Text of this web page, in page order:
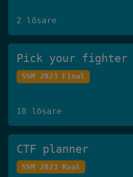
2 lösare
Pick your fighter
SSM 2023 Final
18 lösare
CTF planner
SSM 2023 Kval